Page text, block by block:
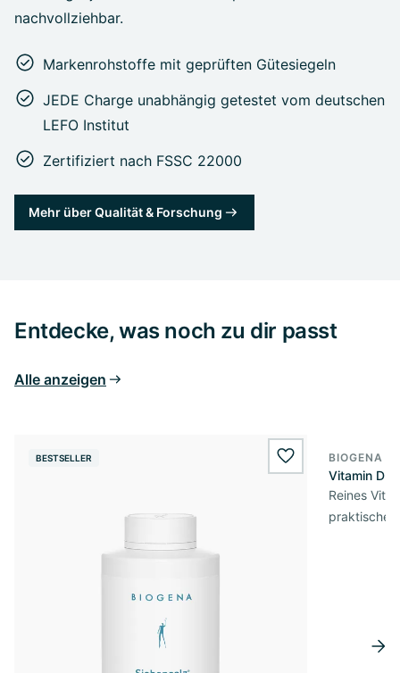
nachvollziehbar.
Markenrohstoffe mit geprüften Gütesiegeln
JEDE Charge unabhängig getestet vom deutschen
LEFO Institut
Zertifiziert nach FSSC 22000
Mehr über Qualität & Forschung
Entdecke, was noch zu dir passt
Alle anzeigen
BESTSELLER wishlist.add
BIOGENA
Vitamin D3
Reines
praktischer